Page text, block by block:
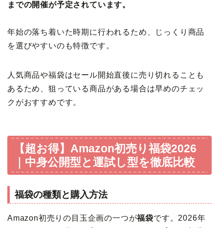
までの開催が予定されています。
年始の落ち着いた時期に行われるため、じっくり商品
を選びやすいのも特徴です。
人気商品や福袋はセール開始直後に売り切れることも
あるため、狙っている商品がある場合は早めのチェッ
クがおすすめです。
【超お得】Amazon初売り福袋2026
｜中身公開型と運試し型を徹底比較
福袋の種類と購入方法
Amazon初売りの目玉企画の一つが福袋です。2026年